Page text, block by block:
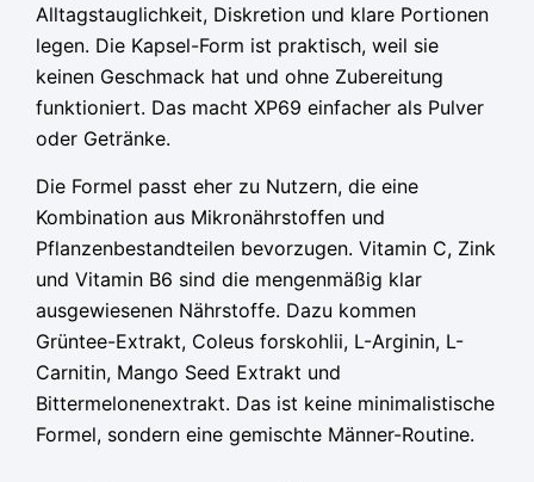
Alltagstauglichkeit, Diskretion und klare Portionen
legen. Die Kapsel-Form ist praktisch, weil sie
keinen Geschmack hat und ohne Zubereitung
funktioniert. Das macht XP69 einfacher als Pulver
oder Getränke.
Die Formel passt eher zu Nutzern, die eine
Kombination aus Mikronährstoffen und
Pflanzenbestandteilen bevorzugen. Vitamin C, Zink
und Vitamin B6 sind die mengenmäßig klar
ausgewiesenen Nährstoffe. Dazu kommen
Grüntee-Extrakt, Coleus forskohlii, L-Arginin, L-
Carnitin, Mango Seed Extrakt und
Bittermelonenextrakt. Das ist keine minimalistische
Formel, sondern eine gemischte Männer-Routine.